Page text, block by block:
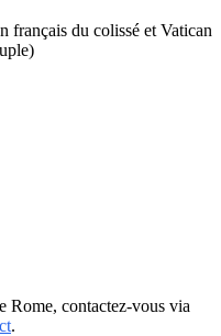
français du colissé et Vatican
Rome, contactez-vous via
.